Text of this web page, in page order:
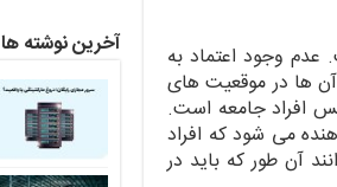
وجود اعتماد به
ها در موقعیت های
افراد جامعه است.
می شود که افراد
آن طور که باید در
آخرین نوشته ها